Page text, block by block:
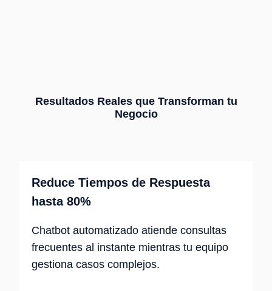
Resultados Reales que Transforman tu
Negocio
Reduce Tiempos de Respuesta
hasta 80%
Chatbot automatizado atiende consultas
frecuentes al instante mientras tu equipo
gestiona casos complejos.